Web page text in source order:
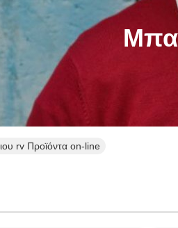
rv Προϊόντα on-line